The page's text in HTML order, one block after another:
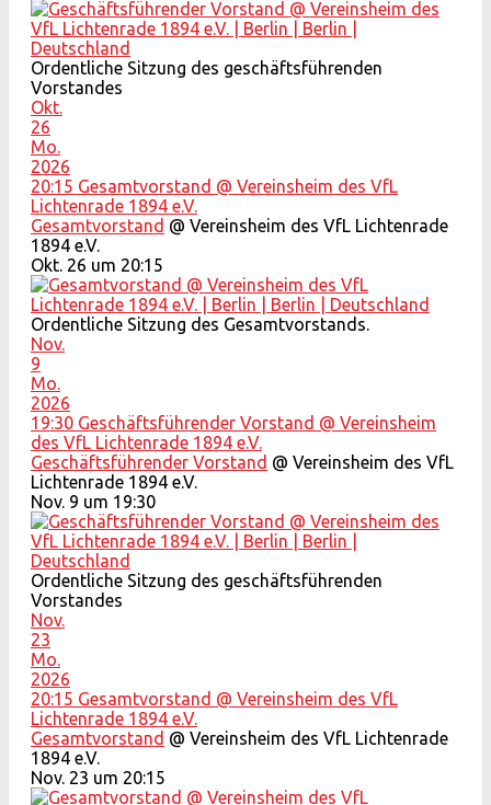
Ordentliche Sitzung des geschäftsführenden
Vorstandes
Okt.
26
Mo.
2026
20:15 Gesamtvorstand @ Vereinsheim des VfL
Lichtenrade 1894 e.V.
Gesamtvorstand @ Vereinsheim des VfL Lichtenrade
1894 e.V.
Okt. 26 um 20:15
Ordentliche Sitzung des Gesamtvorstands.
Nov.
9
Mo.
2026
19:30 Geschäftsführender Vorstand @ Vereinsheim
des VfL Lichtenrade 1894 e.V.
Geschäftsführender Vorstand @ Vereinsheim des VfL
Lichtenrade 1894 e.V.
Nov. 9 um 19:30
Ordentliche Sitzung des geschäftsführenden
Vorstandes
Nov.
23
Mo.
2026
20:15 Gesamtvorstand @ Vereinsheim des VfL
Lichtenrade 1894 e.V.
Gesamtvorstand @ Vereinsheim des VfL Lichtenrade
1894 e.V.
Nov. 23 um 20:15